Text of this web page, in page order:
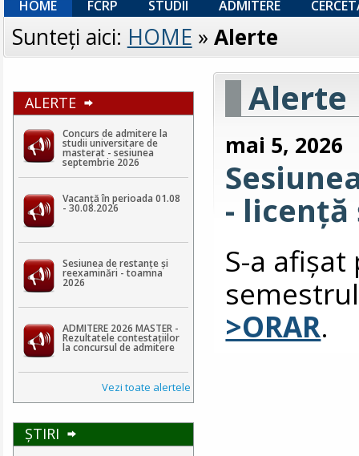
HOME FCRP STUDII ADMITERE
Sunteţi aici: HOME » Alerte
ALERTE
Concurs de admitere la
studii universitare de
masterat - sesiunea
septembrie 2026
Vacanță în perioada 01.08
- 30.08.2026
Sesiunea de restanțe și
reexaminări - toamna
2026
ADMITERE 2026 MASTER -
Rezultatele contestaţiilor
la concursul de admitere
Vezi toate alertele
ŞTIRI
Alerte
mai 5, 2026
- licență
S-a
>ORAR.